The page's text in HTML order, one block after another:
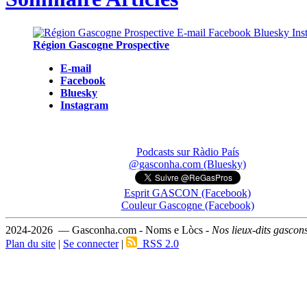
Région Gascogne Prospective
E-mail
Facebook
Bluesky
Instagram
Podcasts sur Ràdio País
@gasconha.com (Bluesky)
Esprit GASCON (Facebook)
Couleur Gascogne (Facebook)
2024-2026 — Gasconha.com - Noms e Lòcs - Nos lieux-dits
Plan du site | Se connecter| RSS 2.0